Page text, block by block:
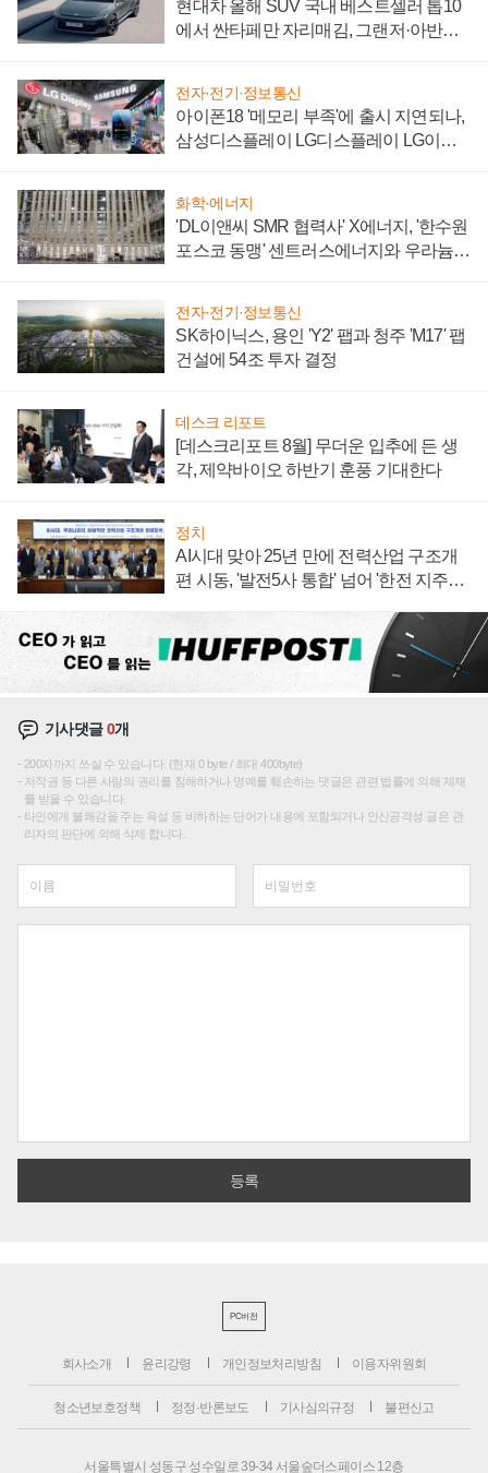
현대차 올해 SUV 국내 베스트셀러 톱10
에서 싼타페만 자리매김, 그랜저·아반떼
전자·전기·정보통신
아이폰18 '메모리 부족'에 출시 지연되나,
삼성디스플레이 LG디스플레이 LG이노
화학·에너지
'DL이앤씨 SMR 협력사' X에너지, '한수원
포스코 동맹' 센트러스에너지와 우라늄
전자·전기·정보통신
SK하이닉스, 용인 'Y2' 팹과 청주 'M17' 팹
건설에 54조 투자 결정
데스크 리포트
[데스크리포트 8월] 무더운 입추에 든 생
각, 제약바이오 하반기 훈풍 기대한다
정치
AI시대 맞아 25년 만에 전력산업 구조개
편 시동, '발전5사 통합' 넘어 '한전 지주사'
기사댓글0개
200자까지 쓰실 수 있습니다. (현재 0 byte / 최대 400byte)
저작권 등 다른 사람의 권리를 침해하거나 명예를 훼손하는 댓글은 관련 법률에 의해 제재
를 받을 수 있습니다.
타인에게 불쾌감을 주는 욕설 등 비하하는 단어가 내용에 포함되거나 인신공격성 글은 관
리자의 판단에 의해 삭제 합니다.
PC버전
회사소개 윤리강령 개인정보처리방침 이용자위원회
청소년보호정책 정정·반론보도 기사심의규정 불편신고
서울특별시 성동구 성수일로 39-34 서울숲더스페이스 12층